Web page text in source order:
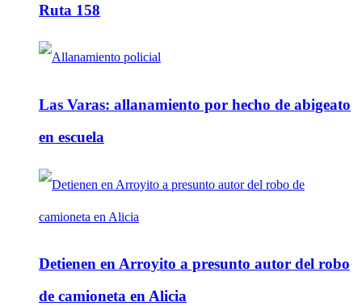
Ruta 158
Las Varas: allanamiento por hecho de abigeato
en escuela
Detienen en Arroyito a presunto autor del robo
de camioneta en Alicia